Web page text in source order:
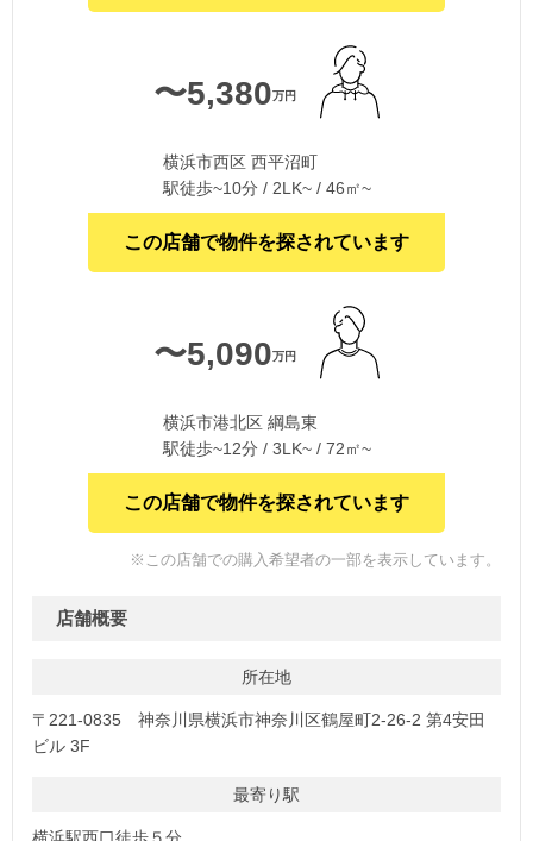
〜5,380万円
横浜市西区 西平沼町
駅徒歩~10分 / 2LK~ / 46㎡~
この店舗で物件を探されています
〜5,090万円
横浜市港北区 綱島東
駅徒歩~12分 / 3LK~ / 72㎡~
この店舗で物件を探されています
※この店舗での購入希望者の一部を表示しています。
店舗概要
所在地
〒221-0835 神奈川県横浜市神奈川区鶴屋町2-26-2 第4安田
ビル 3F
最寄り駅
横浜駅西口徒歩５分